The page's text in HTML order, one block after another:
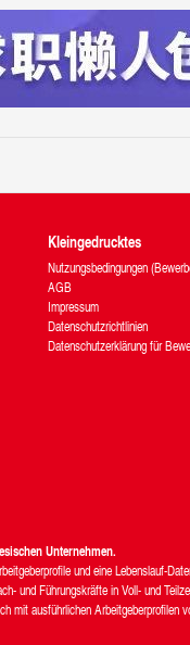
Kleingedrucktes
Nutzungsbedingungen
AGB
Impressum
Datenschutzrichtlinien
Datenschutzerklärung für
Unternehmen.
und eine Lebenslauf-
und Führungskräfte in Voll- und
ausführlichen